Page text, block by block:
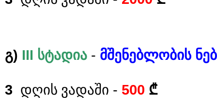
გ) III სტადია - მშენებლობის
3 დღის ვადაში - 500 ₾